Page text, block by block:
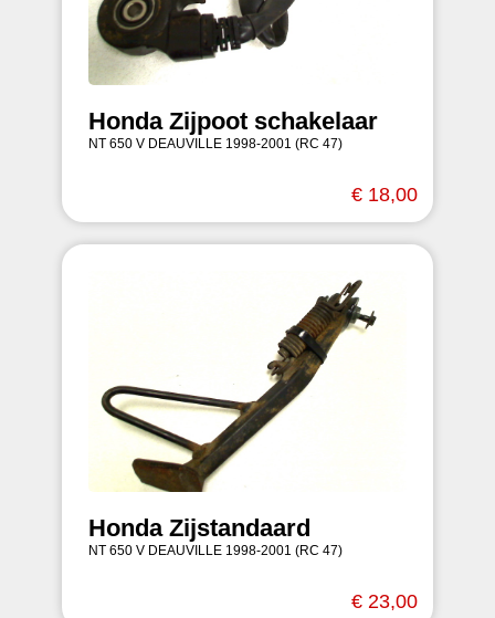
Honda Zijpoot schakelaar
NT 650 V DEAUVILLE 1998-2001 (RC 47)
€ 18,00
Honda Zijstandaard
NT 650 V DEAUVILLE 1998-2001 (RC 47)
€ 23,00